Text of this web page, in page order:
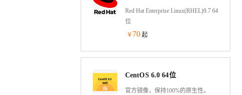
Red Hat Enterprise Linux(RHEL)9.7 64
位
￥ 70 起
CentOS 6.0 64位
官方镜像，保持100%的原生性。